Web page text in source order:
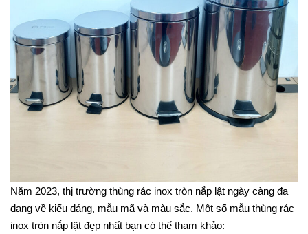
Năm 2023, thị trường thùng rác inox tròn nắp lật ngày càng đa
dạng về kiểu dáng, mẫu mã và màu sắc. Một số mẫu thùng rác
inox tròn nắp lật đẹp nhất bạn có thể tham khảo: